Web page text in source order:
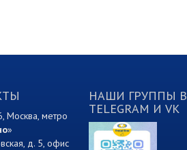
Москва, метро
»
д. 5, офис
НАШИ ГРУППЫ В
TELEGRAM И VK